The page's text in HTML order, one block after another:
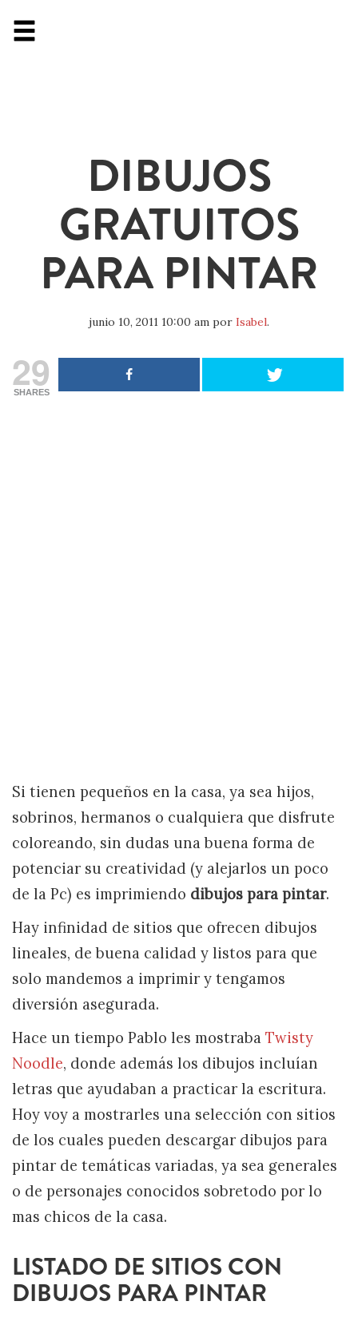
DIBUJOS
GRATUITOS
PARA PINTAR
junio 10, 2011 10:00 am por Isabel.
29
SHARES
Si tienen pequeños en la casa, ya sea hijos,
sobrinos, hermanos o cualquiera que disfrute
coloreando, sin dudas una buena forma de
potenciar su creatividad (y alejarlos un poco
de la Pc) es imprimiendo dibujos para pintar.
Hay infinidad de sitios que ofrecen dibujos
lineales, de buena calidad y listos para que
solo mandemos a imprimir y tengamos
diversión asegurada.
Hace un tiempo Pablo les mostraba Twisty
Noodle, donde además los dibujos incluían
letras que ayudaban a practicar la escritura.
Hoy voy a mostrarles una selección con sitios
de los cuales pueden descargar dibujos para
pintar de temáticas variadas, ya sea generales
o de personajes conocidos sobretodo por lo
mas chicos de la casa.
LISTADO DE SITIOS CON
DIBUJOS PARA PINTAR